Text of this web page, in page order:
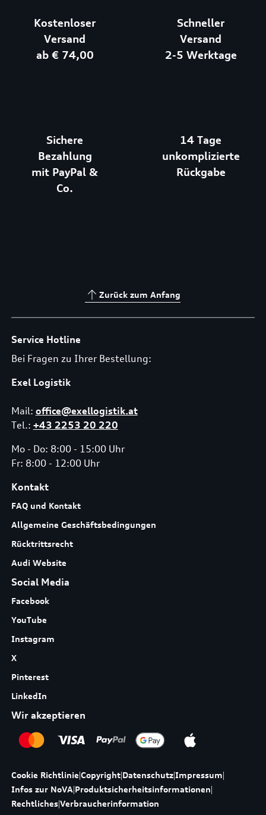
Kostenloser
Versand
ab € 74,00
Schneller
Versand
2-5 Werktage
Sichere
Bezahlung
mit PayPal &
Co.
14 Tage
unkomplizierte
Rückgabe
Zurück zum Anfang
Service Hotline
Bei Fragen zu Ihrer Bestellung:
Exel Logistik
Mail: office@exellogistik.at
Tel.: +43 2253 20 220
Mo - Do: 8:00 - 15:00 Uhr
Fr: 8:00 - 12:00 Uhr
Kontakt
FAQ und Kontakt
Allgemeine Geschäftsbedingungen
Rücktrittsrecht
Audi Website
Social Media
Facebook
YouTube
Instagram
X
Pinterest
LinkedIn
Wir akzeptieren
Cookie Richtlinie|Copyright|Datenschutz|Impressum|
Infos zur NoVA|Produktsicherheitsinformationen|
Rechtliches|Verbraucherinformation